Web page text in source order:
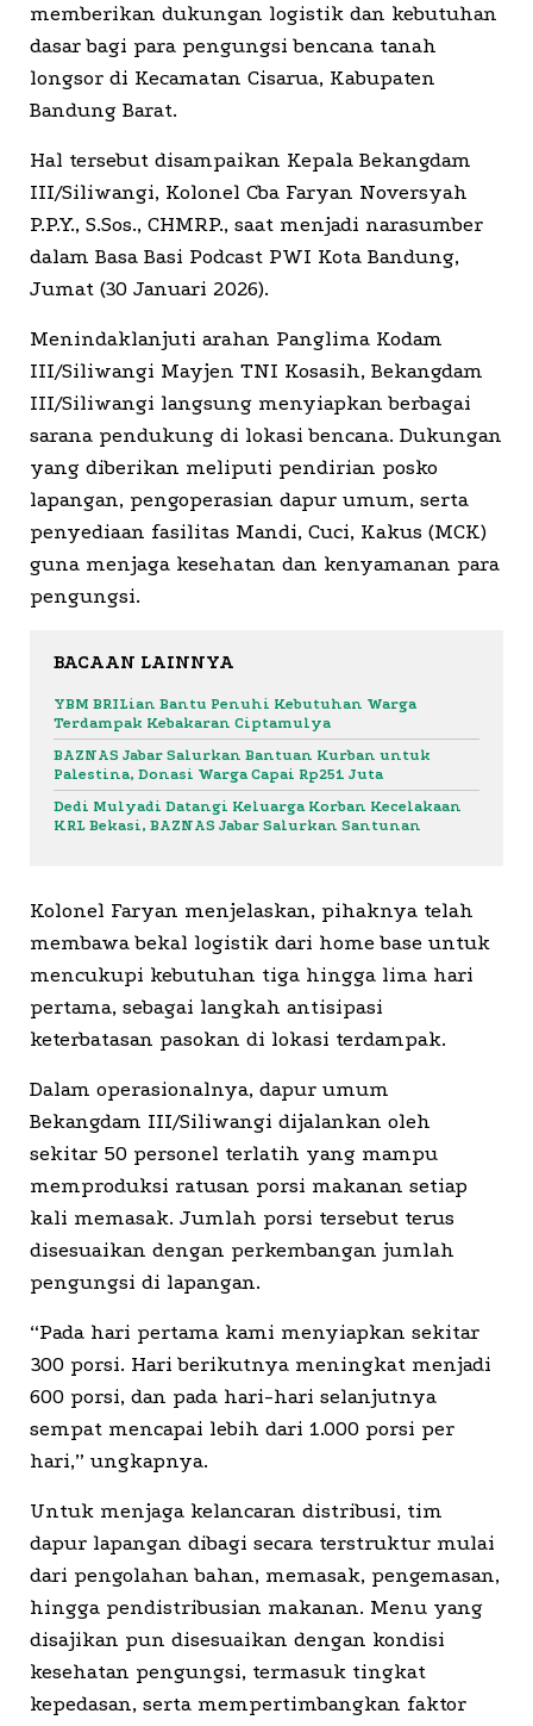
memberikan dukungan logistik dan kebutuhan
dasar bagi para pengungsi bencana tanah
longsor di Kecamatan Cisarua, Kabupaten
Bandung Barat.
Hal tersebut disampaikan Kepala Bekangdam
III/Siliwangi, Kolonel Cba Faryan Noversyah
P.P.Y., S.Sos., CHMRP., saat menjadi narasumber
dalam Basa Basi Podcast PWI Kota Bandung,
Jumat (30 Januari 2026).
Menindaklanjuti arahan Panglima Kodam
III/Siliwangi Mayjen TNI Kosasih, Bekangdam
III/Siliwangi langsung menyiapkan berbagai
sarana pendukung di lokasi bencana. Dukungan
yang diberikan meliputi pendirian posko
lapangan, pengoperasian dapur umum, serta
penyediaan fasilitas Mandi, Cuci, Kakus (MCK)
guna menjaga kesehatan dan kenyamanan para
pengungsi.
BACAAN LAINNYA
YBM BRILian Bantu Penuhi Kebutuhan Warga
Terdampak Kebakaran Ciptamulya
BAZNAS Jabar Salurkan Bantuan Kurban untuk
Palestina, Donasi Warga Capai Rp251 Juta
Dedi Mulyadi Datangi Keluarga Korban Kecelakaan
KRL Bekasi, BAZNAS Jabar Salurkan Santunan
Kolonel Faryan menjelaskan, pihaknya telah
membawa bekal logistik dari home base untuk
mencukupi kebutuhan tiga hingga lima hari
pertama, sebagai langkah antisipasi
keterbatasan pasokan di lokasi terdampak.
Dalam operasionalnya, dapur umum
Bekangdam III/Siliwangi dijalankan oleh
sekitar 50 personel terlatih yang mampu
memproduksi ratusan porsi makanan setiap
kali memasak. Jumlah porsi tersebut terus
disesuaikan dengan perkembangan jumlah
pengungsi di lapangan.
“Pada hari pertama kami menyiapkan sekitar
300 porsi. Hari berikutnya meningkat menjadi
600 porsi, dan pada hari-hari selanjutnya
sempat mencapai lebih dari 1.000 porsi per
hari,” ungkapnya.
Untuk menjaga kelancaran distribusi, tim
dapur lapangan dibagi secara terstruktur mulai
dari pengolahan bahan, memasak, pengemasan,
hingga pendistribusian makanan. Menu yang
disajikan pun disesuaikan dengan kondisi
kesehatan pengungsi, termasuk tingkat
kepedasan, serta mempertimbangkan faktor